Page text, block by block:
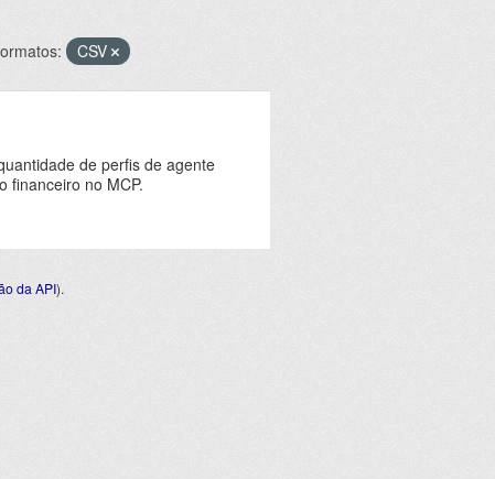
CSV
de perfis de agente
financeiro no MCP.
da API).